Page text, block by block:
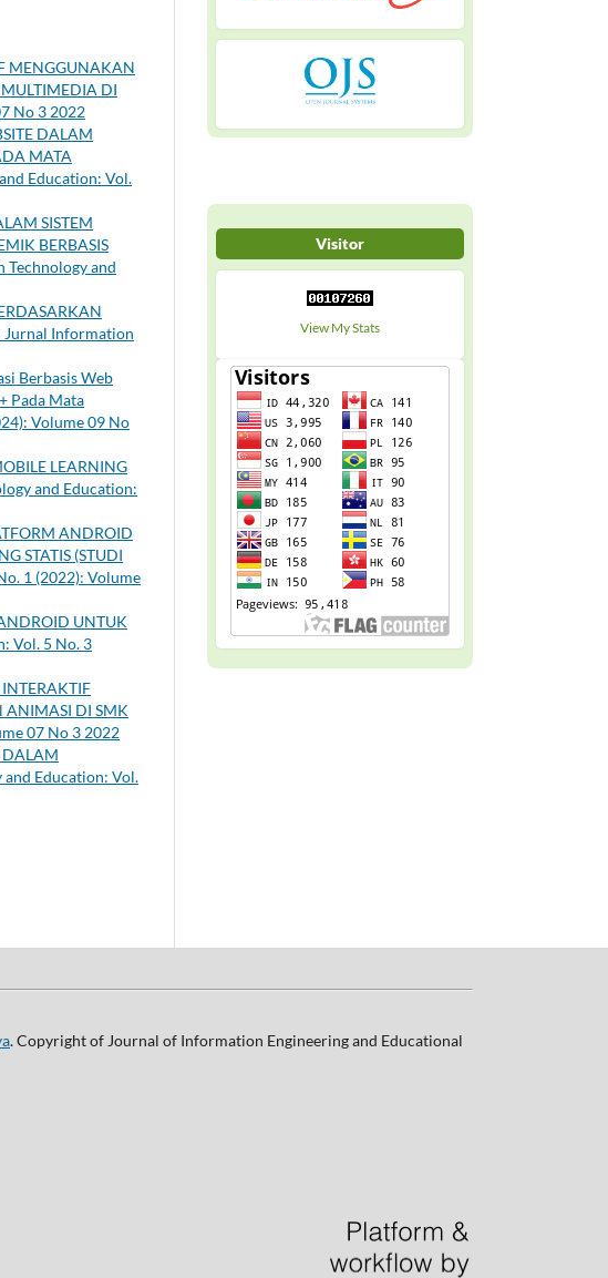
MENGGUNAKAN
DI
No 3 2022
DALAM
MATA
Education: Vol.
SISTEM
BERBASIS
Technology and
Jurnal Information
Berbasis Web
Pada Mata
Volume 09 No
LEARNING
and Education:
ANDROID
STATIS (STUDI
1 (2022): Volume
UNTUK
Vol. 5 No. 3
ANIMASI DI SMK
07 No 3 2022
DALAM
Education: Vol.
Visitor
View My Stats
. Copyright of Journal of Information Engineering and Educational